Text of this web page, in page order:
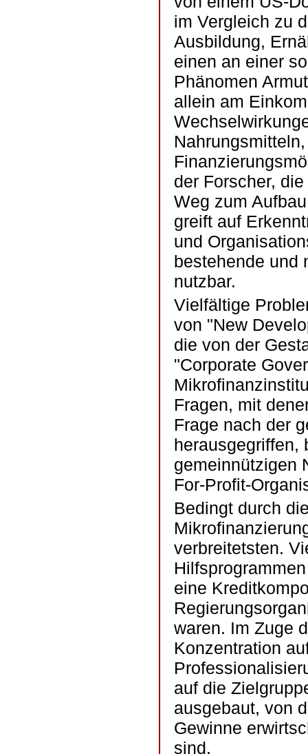
im Vergleich zu
Ausbildung,
einen an einer
Phänomen
allein am
der Forscher,
Weg zum
greift auf
und
bestehende und
nutzbar.
Vielfältige
von "New
die von der
"Corporate
Fragen, mit
Frage nach der
herausgegriffen,
gemeinnützigen
For-Profit-
Bedingt durch
verbreitetsten.
eine
waren. Im Zuge
Konzentration
auf die
ausgebaut, von
Gewinne
sind.